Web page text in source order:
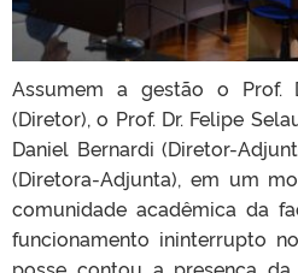
Assumem a gestão o Prof.
(Diretor), o Prof. Dr. Felipe
Daniel Bernardi (Diretor-
(Diretora-Adjunta), em um
comunidade acadêmica da
funcionamento ininterrupto
posse contou a presença